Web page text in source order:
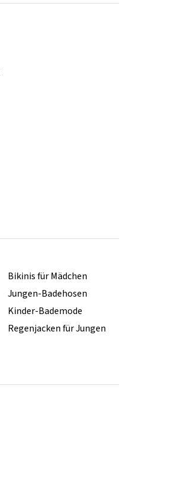
Bikinis für Mädchen
Jungen-Badehosen
Kinder-Bademode
Regenjacken für Jungen